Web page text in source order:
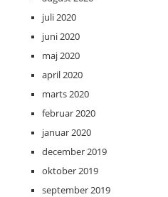
juli 2020
juni 2020
maj 2020
april 2020
marts 2020
februar 2020
januar 2020
december 2019
oktober 2019
september 2019